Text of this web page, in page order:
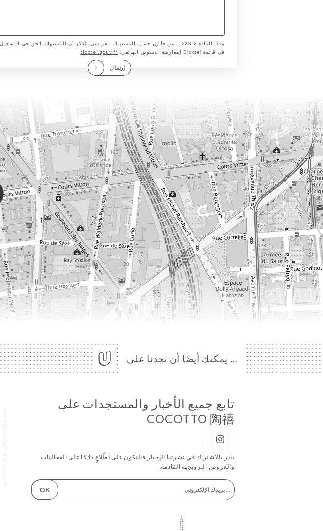
وفقًا للمادة L.223-2 من قانون حماية المستهلك الفرنسي، يُذكر أن للمستهلك الحق في التسجيل
في قائمة Bloctel لمعارضة التسويق الهاتفي:
bloctel.gouv.fr
إرسال
… يمكنك أيضًا أن تجدنا على
تابع جميع الأخبار والمستجدات على
COCOTTO 陶禧
بادر بالاشتراك في نشرتنا الإخبارية لتكون على اطّلاعٍ دائمًا على الفعاليات
والعروض الترويجية القادمة.
OK